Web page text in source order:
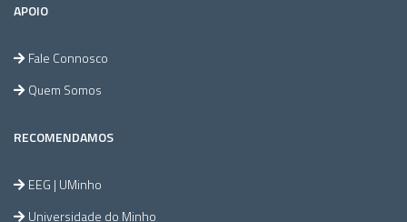
APOIO
Fale Connosco
Quem Somos
RECOMENDAMOS
EEG | UMinho
Universidade do Minho